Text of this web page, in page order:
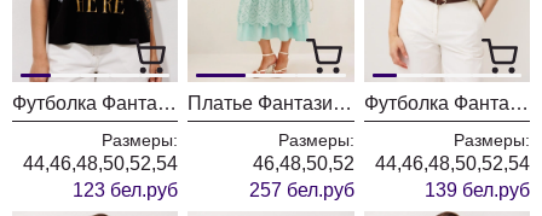
Футболка Фантазия Мод 5477 черный
Размеры:
44,46,48,50,52,54
123 бел.руб
Платье Фантазия Мод 5433 мятный
Размеры:
46,48,50,52
257 бел.руб
Футболка Фантазия Мод 5476
Размеры:
44,46,48,50,52,54
139 бел.руб